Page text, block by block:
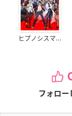
ヒプノシスマ...
フォロー